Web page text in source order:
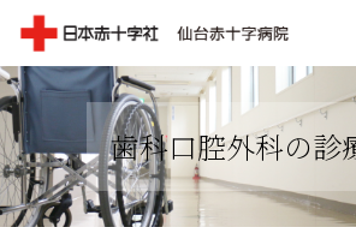
歯科口腔外科の診